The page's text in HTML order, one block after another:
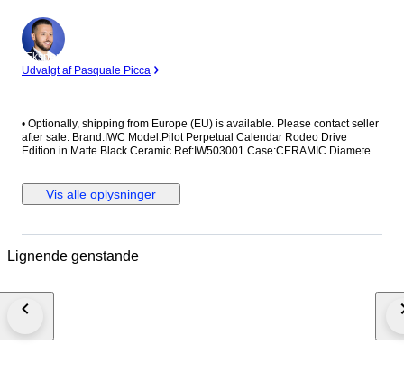
Ekspert
Udvalgt af Pasquale Picca
•⁠ ⁠Optionally, shipping from Europe (EU) is available. Please contact seller
after sale. Brand:IWC Model:Pilot Perpetual Calendar Rodeo Drive
Edition in Matte Black Ceramic Ref:IW503001 Case:CERAMİC Diameter:
and in very good condition Extras: No Box , No Papers The box shown in
the picture is a shooting accessories. Not included. Shipping via Fedex or
Vis alle oplysninger
Lignende genstande